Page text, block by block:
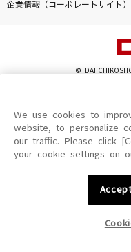
企業情報（コーポレートサイト）
©
このサイトに掲載されている一切
を問わず、著作権法の定める範囲
を禁じます。
楽曲及びコンテンツは、機種によ
楽曲及びコンテンツの配信日、配
We use cookies to
website, to personalize
our traffic. Please click
your cookie settings on